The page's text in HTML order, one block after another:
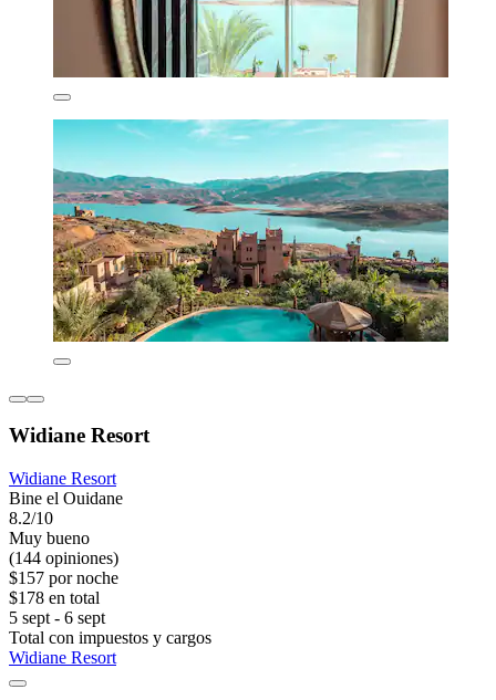
Widiane Resort
Widiane Resort
Bine el Ouidane
8.2/10
Muy bueno
(144 opiniones)
$157 por noche
$178 en total
5 sept - 6 sept
Total con impuestos y cargos
Widiane Resort